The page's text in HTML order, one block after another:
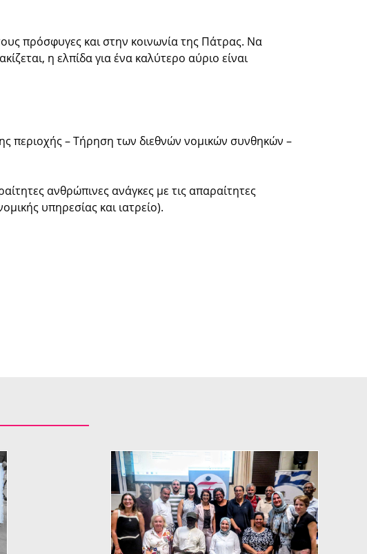
πρόσφυγες και στην κοινωνία της Πάτρας. Να
η ελπίδα για ένα καλύτερο αύριο είναι
περιοχής – Τήρηση των διεθνών νομικών συνθηκών –
ανθρώπινες ανάγκες με τις απαραίτητες
υπηρεσίας και ιατρείο).